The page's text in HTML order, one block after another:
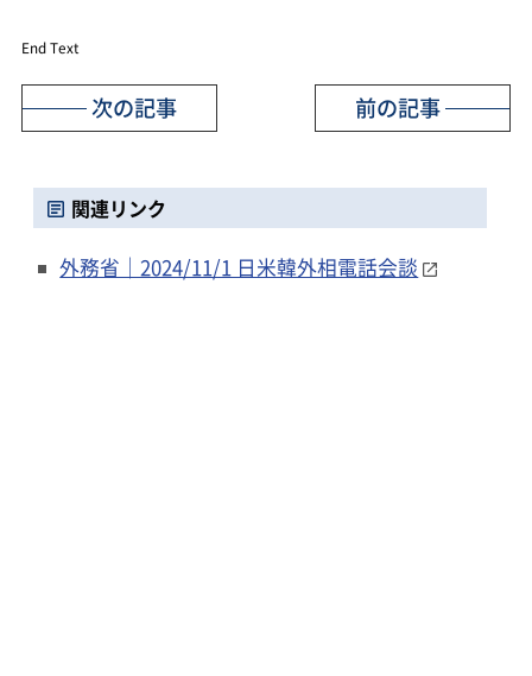
End Text
前の記事
次の記事
関連リンク
外務省｜2024/11/1 日米韓外相電話会談